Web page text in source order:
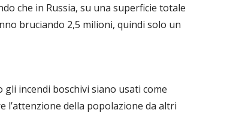
che in Russia, su una superficie totale
bruciando 2,5 milioni, quindi solo un
gli incendi boschivi siano usati come
l’attenzione della popolazione da altri